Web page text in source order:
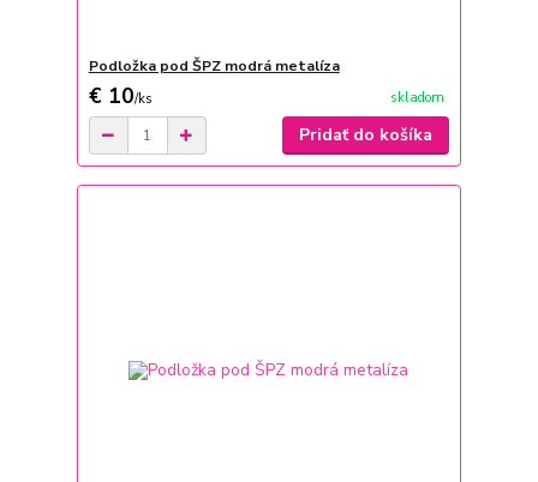
Podložka pod ŠPZ modrá metalíza
€ 10/ks skladom
Pridať do košíka